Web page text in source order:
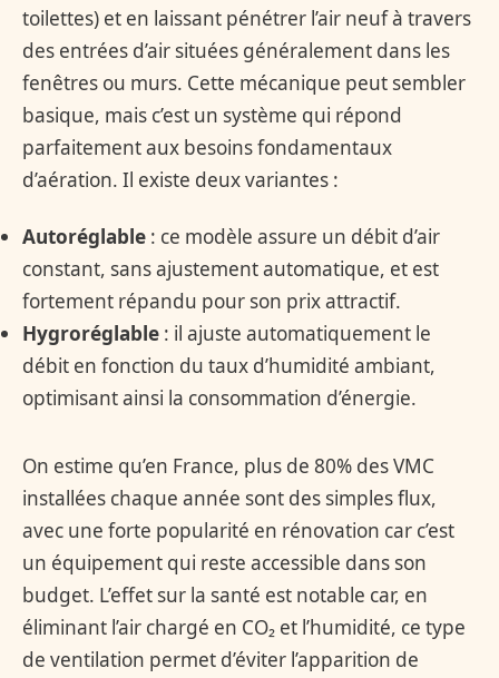
toilettes) et en laissant pénétrer l’air neuf à travers
des entrées d’air situées généralement dans les
fenêtres ou murs. Cette mécanique peut sembler
basique, mais c’est un système qui répond
parfaitement aux besoins fondamentaux
d’aération. Il existe deux variantes :
Autoréglable : ce modèle assure un débit d’air
constant, sans ajustement automatique, et est
fortement répandu pour son prix attractif.
Hygroréglable : il ajuste automatiquement le
débit en fonction du taux d’humidité ambiant,
optimisant ainsi la consommation d’énergie.
On estime qu’en France, plus de 80% des VMC
installées chaque année sont des simples flux,
avec une forte popularité en rénovation car c’est
un équipement qui reste accessible dans son
budget. L’effet sur la santé est notable car, en
éliminant l’air chargé en CO₂ et l’humidité, ce type
de ventilation permet d’éviter l’apparition de